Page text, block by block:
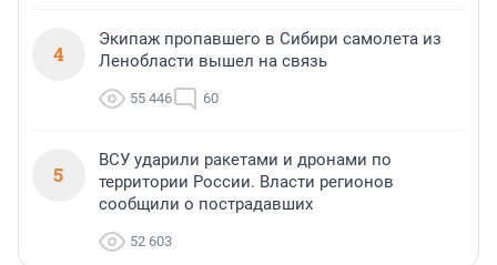
4
Экипаж пропавшего в Сибири самолета из
Ленобласти вышел на связь
55 446 60
5
ВСУ ударили ракетами и дронами по
территории России. Власти регионов
сообщили о пострадавших
52 603